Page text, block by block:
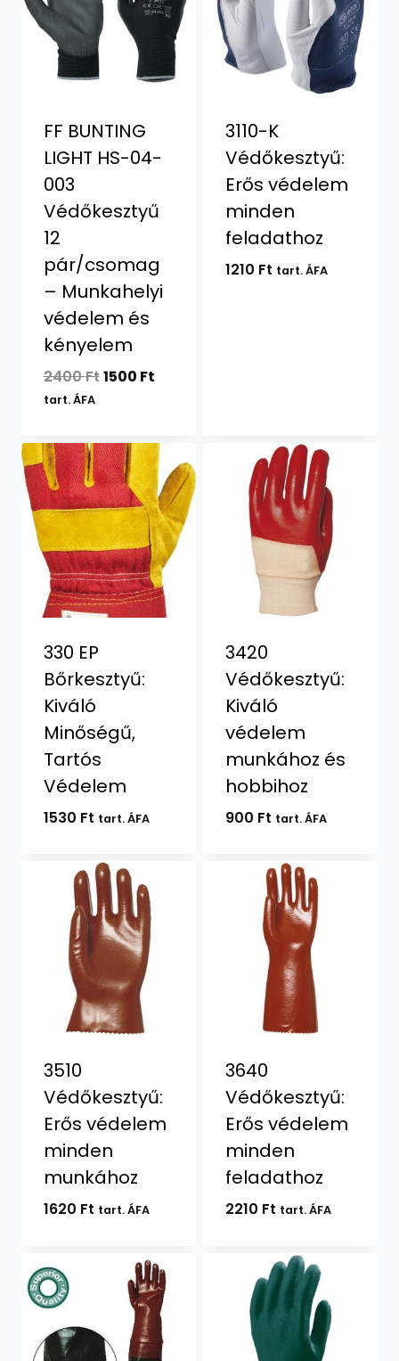
FF BUNTING
LIGHT HS-04-
003
Védőkesztyű
12
pár/csomag
– Munkahelyi
védelem és
kényelem
2400FtOriginal
2400 Ft.
1500 FtCurrent
1500 Ft.
tart. ÁFA
3110-K
Védőkesztyű:
Erős védelem
minden
feladathoz
1210 Ft tart. ÁFA
330 EP
Bőrkesztyű:
Kiváló
Minőségű,
Tartós
Védelem
1530 Ft tart. ÁFA
3420
Védőkesztyű:
Kiváló
védelem
munkához és
hobbihoz
900 Ft tart. ÁFA
3510
Védőkesztyű:
Erős védelem
minden
munkához
1620 Ft tart. ÁFA
3640
Védőkesztyű:
Erős védelem
minden
feladathoz
2210 Ft tart. ÁFA